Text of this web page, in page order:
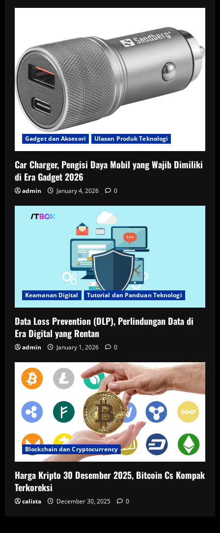
Gadget dan Aksesori Ulasan Produk Teknologi
Car Charger, Pengisi Daya Mobil yang Wajib Dimiliki
di Era Gadget 2026
admin January 4, 2026 0
Keamanan Digital Tutorial dan Panduan Teknologi
Data Loss Prevention (DLP), Perlindungan Data di
Era Digital yang Rentan
admin January 1, 2026 0
Blockchain dan Cryptocurrency
Harga Kripto 30 Desember 2025, Bitcoin Cs Kompak
Terkoreksi
calista December 30, 2025 0